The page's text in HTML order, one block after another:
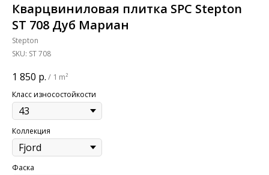
Кварцвиниловая плитка SPC Stepton
ST 708 Дуб Мариан
Stepton
SKU: ST 708
1 850 р. / 1 m²
Класс износостойкости
Коллекция
Фаска